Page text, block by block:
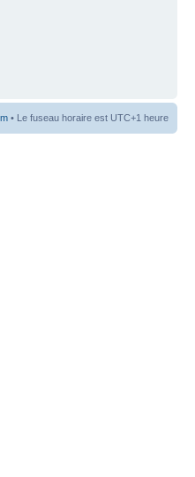
• Le fuseau horaire est UTC+1 heure